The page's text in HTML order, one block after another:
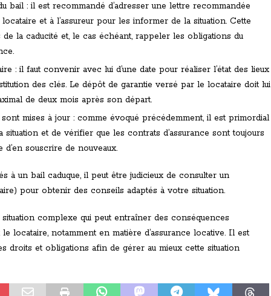
bail : il est recommandé d’adresser une lettre recommandée
et à l’assureur pour les informer de la situation. Cette
la caducité et, le cas échéant, rappeler les obligations du
: il faut convenir avec lui d’une date pour réaliser l’état des lieux
des clés. Le dépôt de garantie versé par le locataire doit lui
de deux mois après son départ.
sont mises à jour : comme évoqué précédemment, il est primordial
situation et de vérifier que les contrats d’assurance sont toujours
d’en souscrire de nouveaux.
à un bail caduque, il peut être judicieux de consulter un
pour obtenir des conseils adaptés à votre situation.
complexe qui peut entraîner des conséquences
locataire, notamment en matière d’assurance locative. Il est
droits et obligations afin de gérer au mieux cette situation